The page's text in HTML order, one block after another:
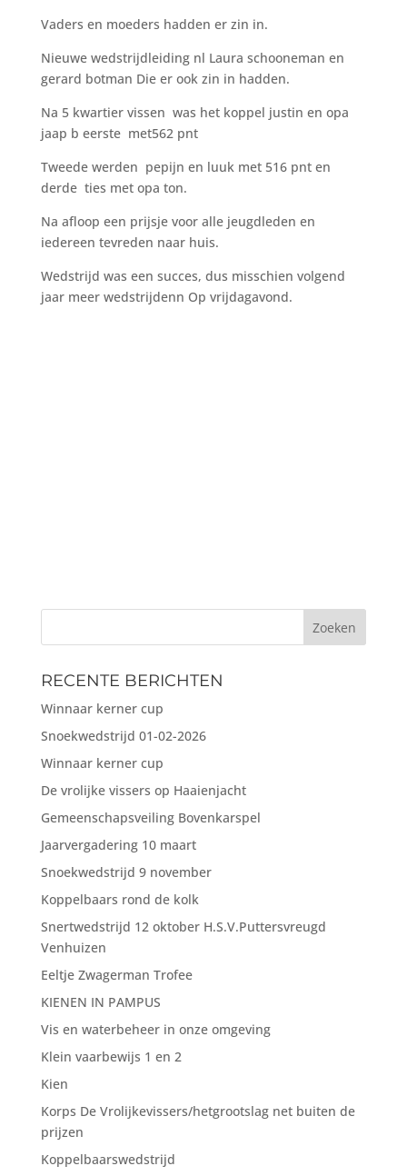
Vaders en moeders hadden er zin in.
Nieuwe wedstrijdleiding nl Laura schooneman en
gerard botman Die er ook zin in hadden.
Na 5 kwartier vissen was het koppel justin en opa
jaap b eerste met562 pnt
Tweede werden pepijn en luuk met 516 pnt en
derde ties met opa ton.
Na afloop een prijsje voor alle jeugdleden en
iedereen tevreden naar huis.
Wedstrijd was een succes, dus misschien volgend
jaar meer wedstrijdenn Op vrijdagavond.
Zoeken
RECENTE BERICHTEN
Winnaar kerner cup
Snoekwedstrijd 01-02-2026
Winnaar kerner cup
De vrolijke vissers op Haaienjacht
Gemeenschapsveiling Bovenkarspel
Jaarvergadering 10 maart
Snoekwedstrijd 9 november
Koppelbaars rond de kolk
Snertwedstrijd 12 oktober H.S.V.Puttersvreugd
Venhuizen
Eeltje Zwagerman Trofee
KIENEN IN PAMPUS
Vis en waterbeheer in onze omgeving
Klein vaarbewijs 1 en 2
Kien
Korps De Vrolijkevissers/hetgrootslag net buiten de
prijzen
Koppelbaarswedstrijd